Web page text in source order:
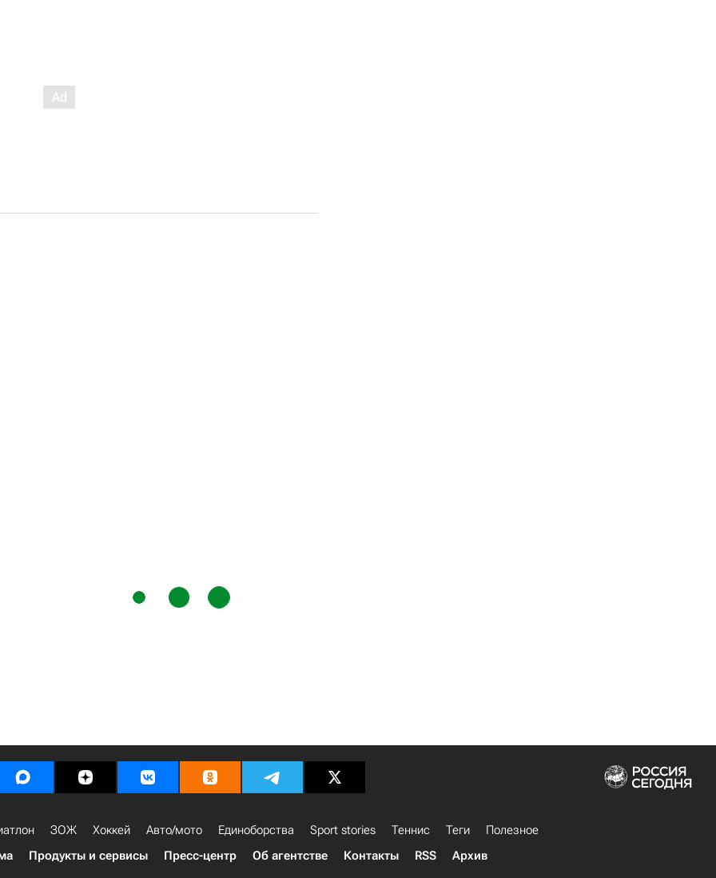
ЗОЖ Хоккей Авто/мото Единоборства Sport stories Теннис Теги
Полезное
Продукты и сервисы Пресс-центр Об агентстве Контакты RSS Архив